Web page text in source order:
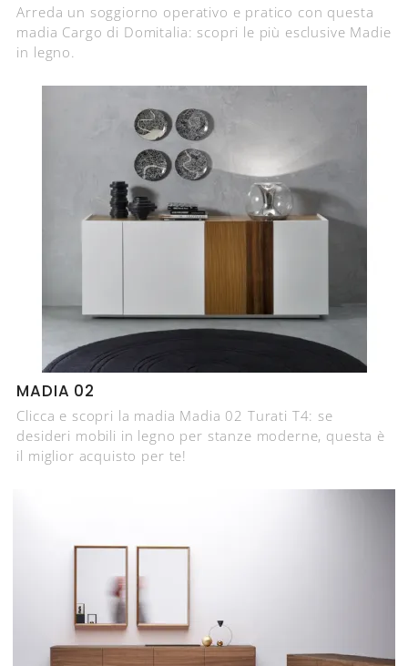
Arreda un soggiorno operativo e pratico con questa
madia Cargo di Domitalia: scopri le più esclusive Madie
in legno.
MADIA 02
Clicca e scopri la madia Madia 02 Turati T4: se
desideri mobili in legno per stanze moderne, questa è
il miglior acquisto per te!